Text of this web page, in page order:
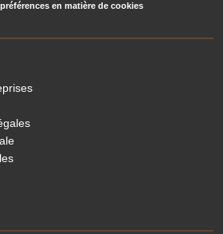
en matière de cookies